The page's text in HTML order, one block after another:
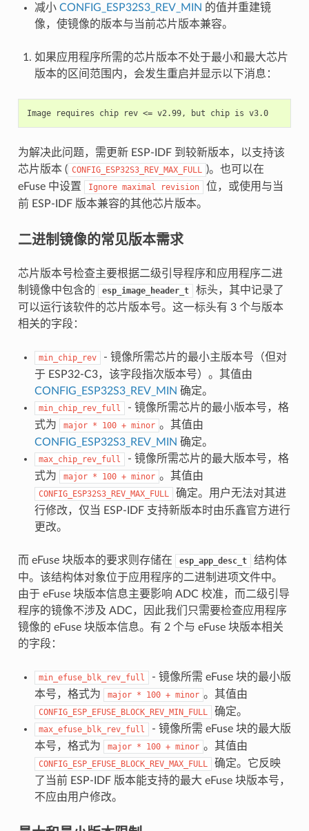
减小 CONFIG_ESP32S3_REV_MIN 的值并重建镜
像，使镜像的版本与当前芯片版本兼容。
如果应用程序所需的芯片版本不处于最小和最大芯片
版本的区间范围内，会发生重启并显示以下消息：
Image requires chip rev <= v2.99, but chip is v3.0
为解决此问题，需更新 ESP-IDF 到较新版本，以支持该
芯片版本 ( CONFIG_ESP32S3_REV_MAX_FULL )。也可以在
eFuse 中设置
Ignore maximal revision
位，或使用与当
前 ESP-IDF 版本兼容的其他芯片版本。
二进制镜像的常见版本需求
芯片版本号检查主要根据二级引导程序和应用程序二进
制镜像中包含的
esp_image_header_t
标头，其中记录了
可以运行该软件的芯片版本号。这一标头有 3 个与版本
相关的字段：
min_chip_rev
- 镜像所需芯片的最小主版本号（但对
于 ESP32-C3，该字段指次版本号）。其值由
CONFIG_ESP32S3_REV_MIN 确定。
min_chip_rev_full
- 镜像所需芯片的最小版本号，格
式为
major * 100 + minor 。其值由
CONFIG_ESP32S3_REV_MIN 确定。
max_chip_rev_full
- 镜像所需芯片的最大版本号，格
式为
major * 100 + minor 。其值由
CONFIG_ESP32S3_REV_MAX_FULL
确定。用户无法对其进
行修改，仅当 ESP-IDF 支持新版本时由乐鑫官方进行
更改。
而 eFuse 块版本的要求则存储在 esp_app_desc_t
结构体
中。该结构体对象位于应用程序的二进制进项文件中。
由于 eFuse 块版本信息主要影响 ADC 校准，而二级引导
程序的镜像不涉及 ADC，因此我们只需要检查应用程序
镜像的 eFuse 块版本信息。有 2 个与 eFuse 块版本相关
的字段：
min_efuse_blk_rev_full
- 镜像所需 eFuse 块的最小版
本号，格式为
major * 100 + minor 。其值由
CONFIG_ESP_EFUSE_BLOCK_REV_MIN_FULL 确定。
max_efuse_blk_rev_full
- 镜像所需 eFuse 块的最大版
本号，格式为
major * 100 + minor 。其值由
CONFIG_ESP_EFUSE_BLOCK_REV_MAX_FULL
确定。它反映
了当前 ESP-IDF 版本能支持的最大 eFuse 块版本号，
不应由用户修改。